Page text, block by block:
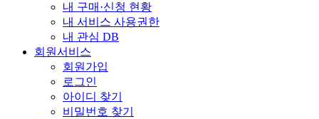
내 구매·신청 현황
내 서비스 사용권한
내 관심 DB
회원서비스
회원가입
로그인
아이디 찾기
비밀번호 찾기